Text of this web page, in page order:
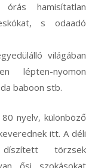
hamisítatlan
s odaadó
világában
lépten-nyomon
baboon stb.
nyelv, különböző
itt. A déli
törzsek
ősi szokásokat